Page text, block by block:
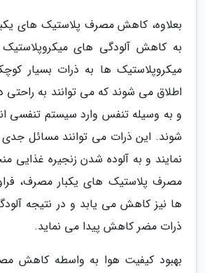
بعلاوه، کاهش مصرف پلاستیک های
به کاهش آلودگی های
میکروپلاستیک ها به ذرات بسیار
اطلاق می شوند که می توانند به راحتی
و به وسیله تنفس وارد سیستم تنفسی
شوند. این ذرات می توانند مسائل
نمایند و به آلوده شدن زنجیره غذایی
مصرف پلاستیک های یکبار مصرف،
ها نیز کاهش می یابد و در نتیجه
ذرات مضر کاهش پیدا می نماید.
بهبود کیفیت هوا به واسطه کاهش